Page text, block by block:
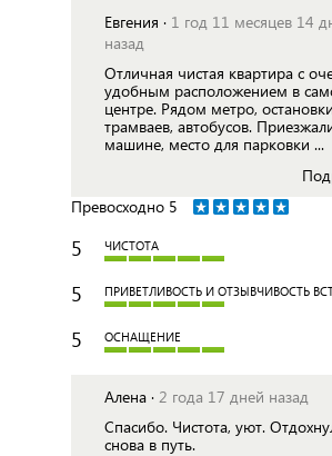
Евгения · 1 год 11 месяцев 14
назад
Отличная чистая квартира с
удобным расположением в
центре. Рядом метро, остановки
трамваев, автобусов.
машине, место для парковки ...
Превосходно 5
5 ЧИСТОТА
5 ПРИВЕТЛИВОСТЬ И ОТЗЫВЧИВОСТЬ
5 ОСНАЩЕНИЕ
Алена · 2 года 17 дней назад
Спасибо. Чистота, уют.
снова в путь.